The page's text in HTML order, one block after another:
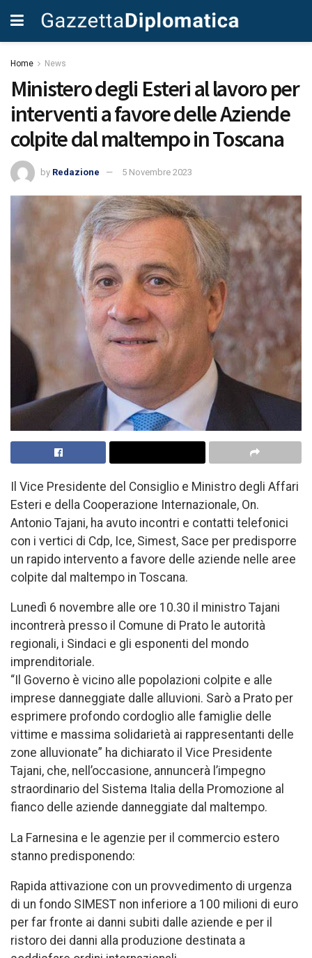
Home News
Ministero degli Esteri al lavoro per
interventi a favore delle Aziende
colpite dal maltempo in Toscana
by Redazione 5 Novembre 2023
Il Vice Presidente del Consiglio e Ministro degli Affari
Esteri e della Cooperazione Internazionale, On.
Antonio Tajani, ha avuto incontri e contatti telefonici
con i vertici di Cdp, Ice, Simest, Sace per predisporre
un rapido intervento a favore delle aziende nelle aree
colpite dal maltempo in Toscana.
Lunedì 6 novembre alle ore 10.30 il ministro Tajani
incontrerà presso il Comune di Prato le autorità
regionali, i Sindaci e gli esponenti del mondo
imprenditoriale.
“Il Governo è vicino alle popolazioni colpite e alle
imprese danneggiate dalle alluvioni. Sarò a Prato per
esprimere profondo cordoglio alle famiglie delle
vittime e massima solidarietà ai rappresentanti delle
zone alluvionate” ha dichiarato il Vice Presidente
Tajani, che, nell’occasione, annuncerà l’impegno
straordinario del Sistema Italia della Promozione al
fianco delle aziende danneggiate dal maltempo.
La Farnesina e le agenzie per il commercio estero
stanno predisponendo:
Rapida attivazione con un provvedimento di urgenza
di un fondo SIMEST non inferiore a 100 milioni di euro
per far fronte ai danni subiti dalle aziende e per il
ristoro dei danni alla produzione destinata a